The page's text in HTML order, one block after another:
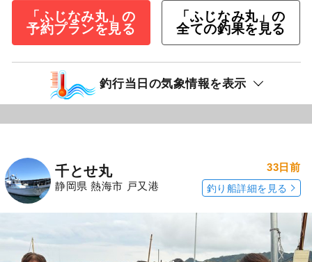
「ふじなみ丸」の
予約プランを見る
「ふじなみ丸」の
全ての釣果を見る
釣行当日の気象情報を表示
千とせ丸
静岡県 熱海市 戸又港
33日前
釣り船詳細を見る